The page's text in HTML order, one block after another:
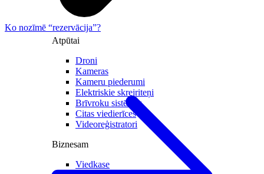
Atpūtai
Droni
Kameras
Kameru piederumi
Elektriskie skrejriteņi
Brīvroku sistēmas
Citas viedierīces
Videoreģistratori
Biznesam
Viedkase
Ko nozīmē “rezervācija”?